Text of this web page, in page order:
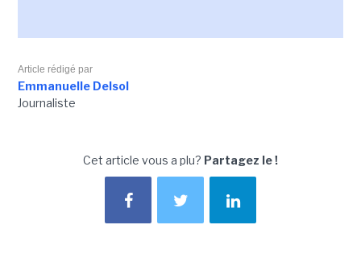
Article rédigé par
Emmanuelle Delsol
Journaliste
Cet article vous a plu? Partagez le !